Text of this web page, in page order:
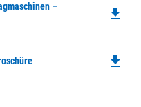
–
file_download
file_download